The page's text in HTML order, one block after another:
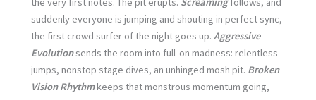
suddenly everyone is jumping and shouting in perfect sync,
the first crowd surfer of the night goes up.Aggressive
Evolutionsends the room into full-on madness: relentless
jumps, nonstop stage dives, an unhinged mosh pit. Broken
Vision Rhythmkeeps that monstrous momentum going,